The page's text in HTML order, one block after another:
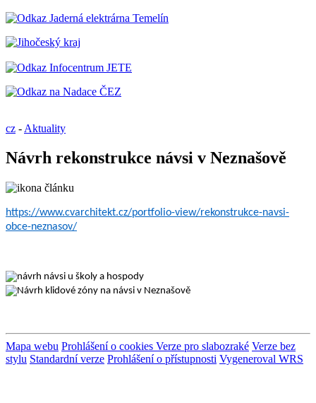
cz - Aktuality
Návrh rekonstrukce návsi v Neznašově
https://www.cvarchitekt.cz/portfolio-view/rekonstrukce-navsi-
obce-neznasov/
Mapa webu Prohlášení o cookies Verze pro slabozraké Verze bez
stylu Standardní verze Prohlášení o přístupnosti Vygeneroval WRS